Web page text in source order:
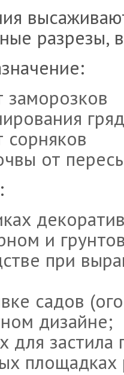
разрезы,
заморозков
сорняков
от
и
при
садов
дизайне;
для застила
площадках